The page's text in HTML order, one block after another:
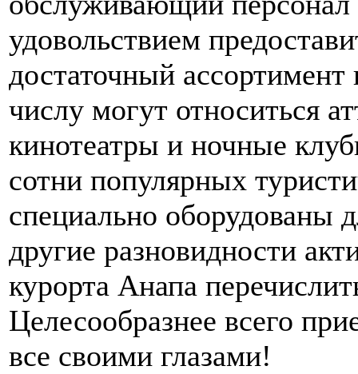
удовольствием
достаточный
числу могут относиться
кинотеатры и ночные
сотни популярных
специально оборудованы
другие разновидности
курорта Анапа
Целесообразнее всего
все своими глазами!